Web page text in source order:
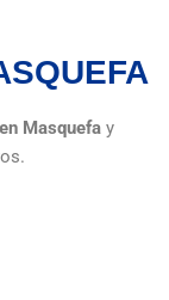
Masquefa y